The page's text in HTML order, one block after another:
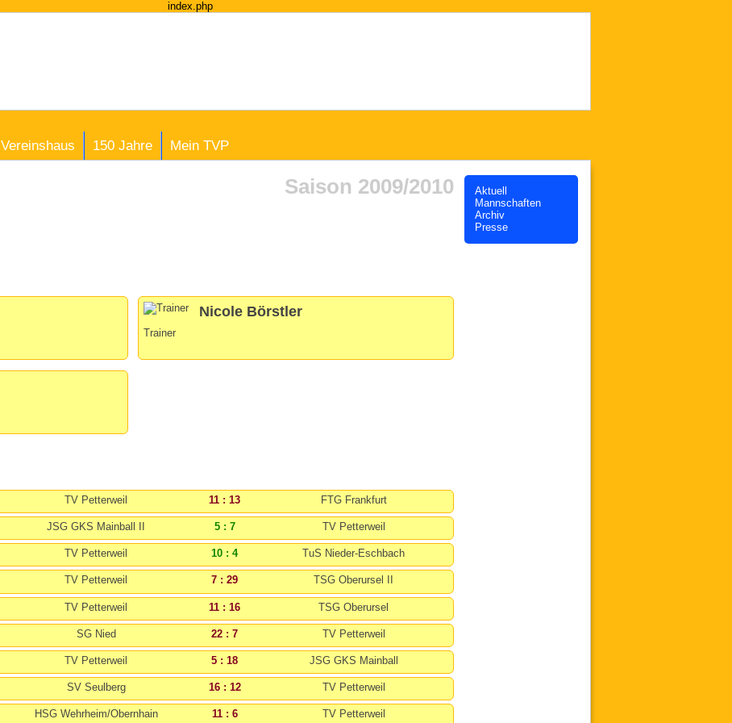
index.php
Vereinshaus 150 Jahre Mein TVP
Aktuell
Mannschaften
Archiv
Presse
Saison 2009/2010
Nicole Börstler
Trainer
TV Petterweil 11 : 13 FTG Frankfurt
JSG GKS Mainball II 5 : 7 TV Petterweil
TV Petterweil 10 : 4 TuS Nieder-Eschbach
TV Petterweil 7 : 29 TSG Oberursel II
TV Petterweil 11 : 16 TSG Oberursel
SG Nied 22 : 7 TV Petterweil
TV Petterweil 5 : 18 JSG GKS Mainball
SV Seulberg 16 : 12 TV Petterweil
HSG Wehrheim/Obernhain 11 : 6 TV Petterweil